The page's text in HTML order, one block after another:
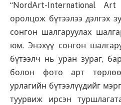
“NordArt-International Art
оролцож бүтээлээ дэлгэх
сонгон шалгаруулах
юм. Энэхүү сонгон
бүтээлч нь уран зураг,
болон фото арт
урлагийн бүтээлүүдийг
туурвиж ирсэн